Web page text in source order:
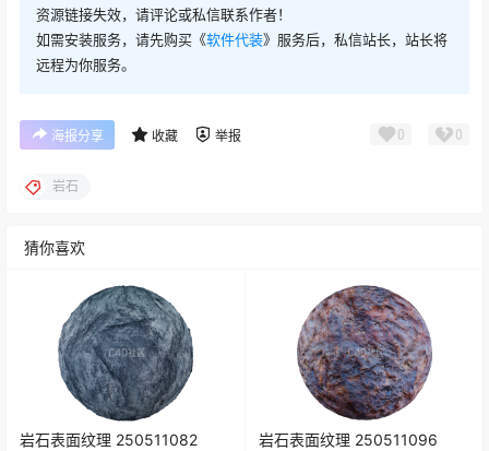
资源链接失效，请评论或私信联系作者！
如需安装服务，请先购买《软件代装》服务后，私信站长，站长将
远程为你服务。
海报分享 收藏 举报 0 0
岩石
猜你喜欢
岩石表面纹理 250511082 岩石表面纹理 250511096